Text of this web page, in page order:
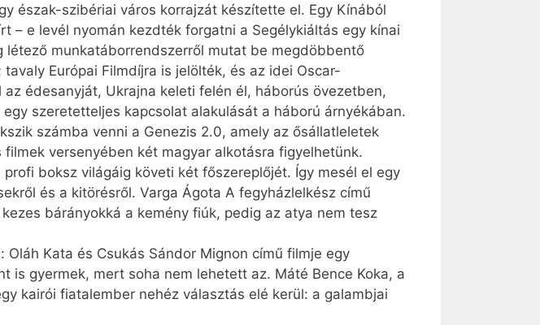
észak-szibériai város korrajzát készítette el. Egy Kínából
– e levél nyomán kezdték forgatni a Segélykiáltás egy kínai
munkatáborrendszerről mutat be megdöbbentő
Európai Filmdíjra is jelölték, és az idei Oscar-
édesanyját, Ukrajna keleti felén él, háborús övezetben,
szeretetteljes kapcsolat alakulását a háború árnyékában.
számba venni a Genezis 2.0, amely az ősállatleletek
versenyében két magyar alkotásra figyelhetünk.
boksz világáig követi két főszereplőjét. Így mesél el egy
és a kitörésről. Varga Ágota A fegyházlelkész című
bárányokká a kemény fiúk, pedig az atya nem tesz
Kata és Csukás Sándor Mignon című filmje egy
is gyermek, mert soha nem lehetett az. Máté Bence Koka, a
kairói fiatalember nehéz választás elé kerül: a galambjai